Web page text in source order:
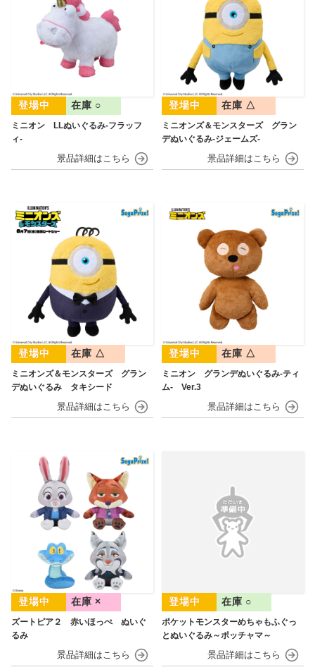
ミニオン LLぬいぐるみ‐フラッフ
ィ‐
在庫 ○
ミニオンズ＆モンスターズ グラン
デぬいぐるみ‐ジェームズ‐
在庫 △
ミニオンズ＆モンスターズ グラン
デぬいぐるみ タキシード
在庫 △
ミニオン グランデぬいぐるみ‐ティ
ム‐ Ver.3
在庫 △
ズートピア２ 赤いほっぺ ぬいぐ
るみ
在庫 ×
ポケットモンスターめちゃもふぐっ
とぬいぐるみ～ポッチャマ～
在庫 ○